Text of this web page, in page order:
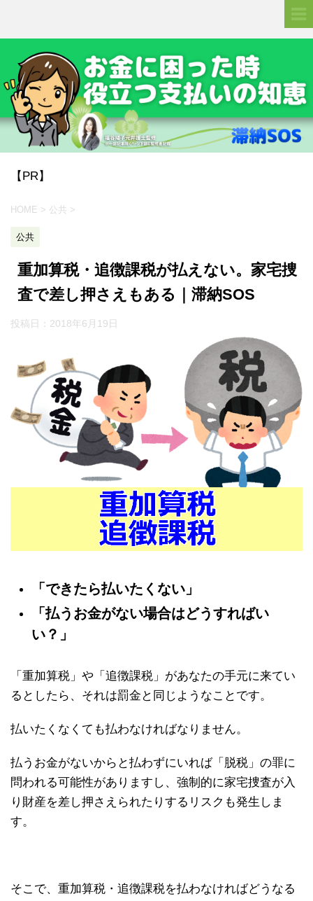
【PR】
HOME > 公共 >
公共
重加算税・追徴課税が払えない。家宅捜
査で差し押さえもある｜滞納SOS
投稿日： 2018年6月19日
「できたら払いたくない」
「払うお金がない場合はどうすればい
い？」
「重加算税」や「追徴課税」があなたの手元に来てい
るとしたら、それは罰金と同じようなことです。
払いたくなくても払わなければなりません。
払うお金がないからと払わずにいれば「脱税」の罪に
問われる可能性がありますし、強制的に家宅捜査が入
り財産を差し押さえられたりするリスクも発生しま
す。
そこで、重加算税・追徴課税を払わなければどうなる